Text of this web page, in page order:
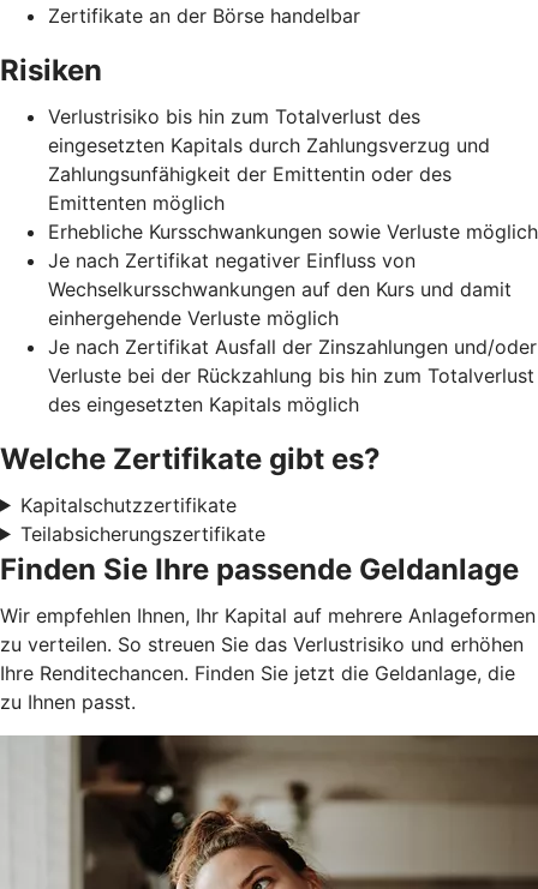
Zertifikate an der Börse handelbar
Risiken
Verlustrisiko bis hin zum Totalverlust des
eingesetzten Kapitals durch Zahlungsverzug und
Zahlungsunfähigkeit der Emittentin oder des
Emittenten möglich
Erhebliche Kursschwankungen sowie Verluste möglich
Je nach Zertifikat negativer Einfluss von
Wechselkursschwankungen auf den Kurs und damit
einhergehende Verluste möglich
Je nach Zertifikat Ausfall der Zinszahlungen und/oder
Verluste bei der Rückzahlung bis hin zum Totalverlust
des eingesetzten Kapitals möglich
Welche Zertifikate gibt es?
Kapitalschutzzertifikate
Teilabsicherungszertifikate
Finden Sie Ihre passende Geldanlage
Wir empfehlen Ihnen, Ihr Kapital auf mehrere Anlageformen
zu verteilen. So streuen Sie das Verlustrisiko und erhöhen
Ihre Renditechancen. Finden Sie jetzt die Geldanlage, die
zu Ihnen passt.